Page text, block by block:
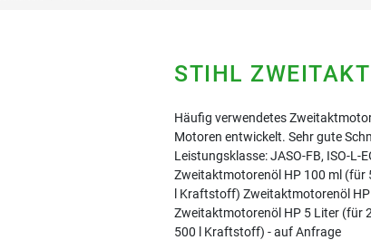
STIHL
Häufig verwendetes
Motoren entwickelt. Sehr gute
Leistungsklasse: JASO-FB, ISO-
Zweitaktmotorenöl HP 100 ml
l Kraftstoff) Zweitaktmotorenöl
Zweitaktmotorenöl HP 5 Liter (für
500 l Kraftstoff) - auf Anfrage